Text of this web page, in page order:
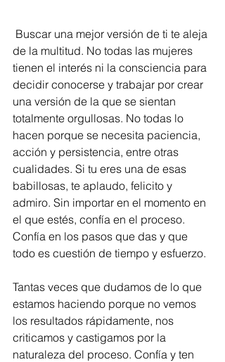
de la multitud. No todas las mujeres
tienen el interés ni la consciencia para
decidir conocerse y trabajar por crear
una versión de la que se sientan
totalmente orgullosas. No todas lo
hacen porque se necesita paciencia,
acción y persistencia, entre otras
cualidades. Si tu eres una de esas
babillosas, te aplaudo, felicito y
admiro. Sin importar en el momento en
el que estés, confía en el proceso.
Confía en los pasos que das y que
todo es cuestión de tiempo y esfuerzo.
Tantas veces que dudamos de lo que
estamos haciendo porque no vemos
los resultados rápidamente, nos
criticamos y castigamos por la
naturaleza del proceso. Confía y ten